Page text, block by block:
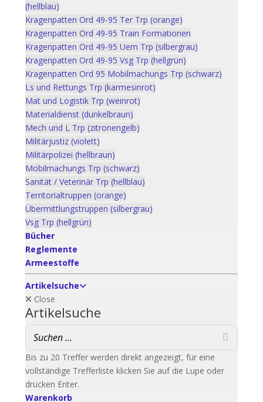
(hellblau)
Kragenpatten Ord 49-95 Ter Trp (orange)
Kragenpatten Ord 49-95 Train Formationen
Kragenpatten Ord 49-95 Uem Trp (silbergrau)
Kragenpatten Ord 49-95 Vsg Trp (hellgrün)
Kragenpatten Ord 95 Mobilmachungs Trp (schwarz)
Ls und Rettungs Trp (karmesinrot)
Mat und Logistik Trp (weinrot)
Materialdienst (dunkelbraun)
Mech und L Trp (zitronengelb)
Militärjustiz (violett)
Militärpolizei (hellbraun)
Mobilmachungs Trp (schwarz)
Sanität / Veterinär Trp (hellblau)
Territorialtruppen (orange)
Übermittlungstruppen (silbergrau)
Vsg Trp (hellgrün)
Bücher
Reglemente
Armeestoffe
Artikelsuche
Close
Artikelsuche
Bis zu 20 Treffer werden direkt angezeigt, für eine
vollständige Trefferliste klicken Sie auf die Lupe oder
drücken Enter.
Warenkorb